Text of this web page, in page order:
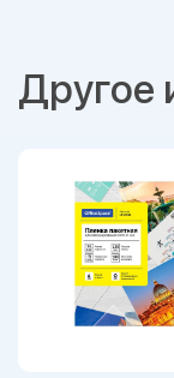
Другое